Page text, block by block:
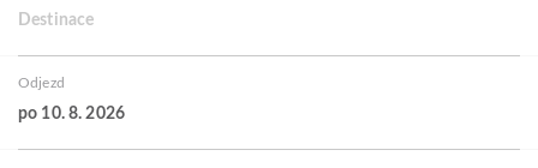
Destinace
Odjezd
po 10. 8. 2026